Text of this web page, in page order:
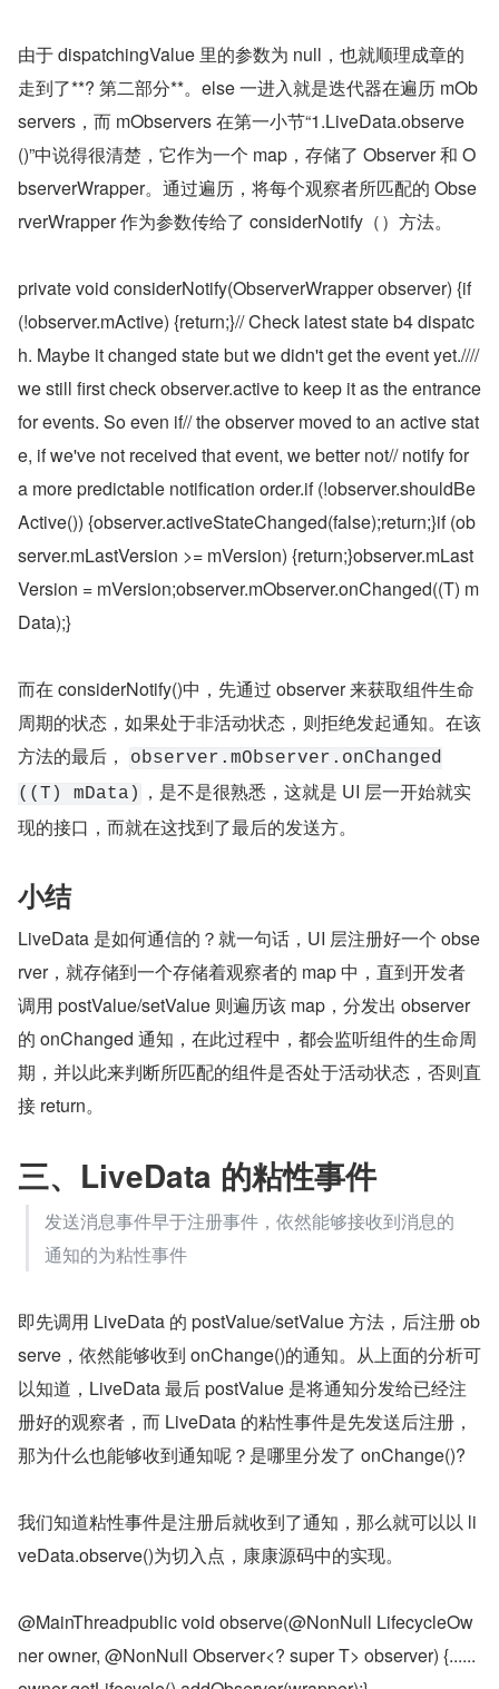
由于 dispatchingValue 里的参数为 null，也就顺理成章的
走到了**? 第二部分**。else 一进入就是迭代器在遍历 mOb
servers，而 mObservers 在第一小节“1.LiveData.observe
()”中说得很清楚，它作为一个 map，存储了 Observer 和 O
bserverWrapper。通过遍历，将每个观察者所匹配的 Obse
rverWrapper 作为参数传给了 considerNotify（）方法。
private void considerNotify(ObserverWrapper observer) {if
(!observer.mActive) {return;}// Check latest state b4 dispatc
h. Maybe it changed state but we didn't get the event yet.////
we still first check observer.active to keep it as the entrance
for events. So even if// the observer moved to an active stat
e, if we've not received that event, we better not// notify for
a more predictable notification order.if (!observer.shouldBe
Active()) {observer.activeStateChanged(false);return;}if (ob
server.mLastVersion >= mVersion) {return;}observer.mLast
Version = mVersion;observer.mObserver.onChanged((T) m
Data);}
而在 considerNotify()中，先通过 observer 来获取组件生命
周期的状态，如果处于非活动状态，则拒绝发起通知。在该
方法的最后，
observer.mObserver.onChanged
((T) mData)
，是不是很熟悉，这就是 UI 层一开始就实
现的接口，而就在这找到了最后的发送方。
小结
LiveData 是如何通信的？就一句话，UI 层注册好一个 obse
rver，就存储到一个存储着观察者的 map 中，直到开发者
调用 postValue/setValue 则遍历该 map，分发出 observer
的 onChanged 通知，在此过程中，都会监听组件的生命周
期，并以此来判断所匹配的组件是否处于活动状态，否则直
接 return。
三、LiveData 的粘性事件
发送消息事件早于注册事件，依然能够接收到消息的
通知的为粘性事件
即先调用 LiveData 的 postValue/setValue 方法，后注册 ob
serve，依然能够收到 onChange()的通知。从上面的分析可
以知道，LiveData 最后 postValue 是将通知分发给已经注
册好的观察者，而 LiveData 的粘性事件是先发送后注册，
那为什么也能够收到通知呢？是哪里分发了 onChange()?
我们知道粘性事件是注册后就收到了通知，那么就可以以 li
veData.observe()为切入点，康康源码中的实现。
@MainThreadpublic void observe(@NonNull LifecycleOw
ner owner, @NonNull Observer<? super T> observer) {......